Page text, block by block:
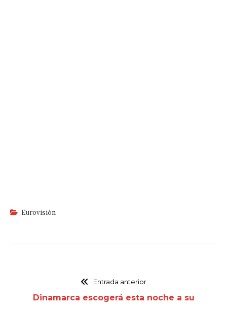
Eurovisión
Entrada anterior
Dinamarca escogerá esta noche a su